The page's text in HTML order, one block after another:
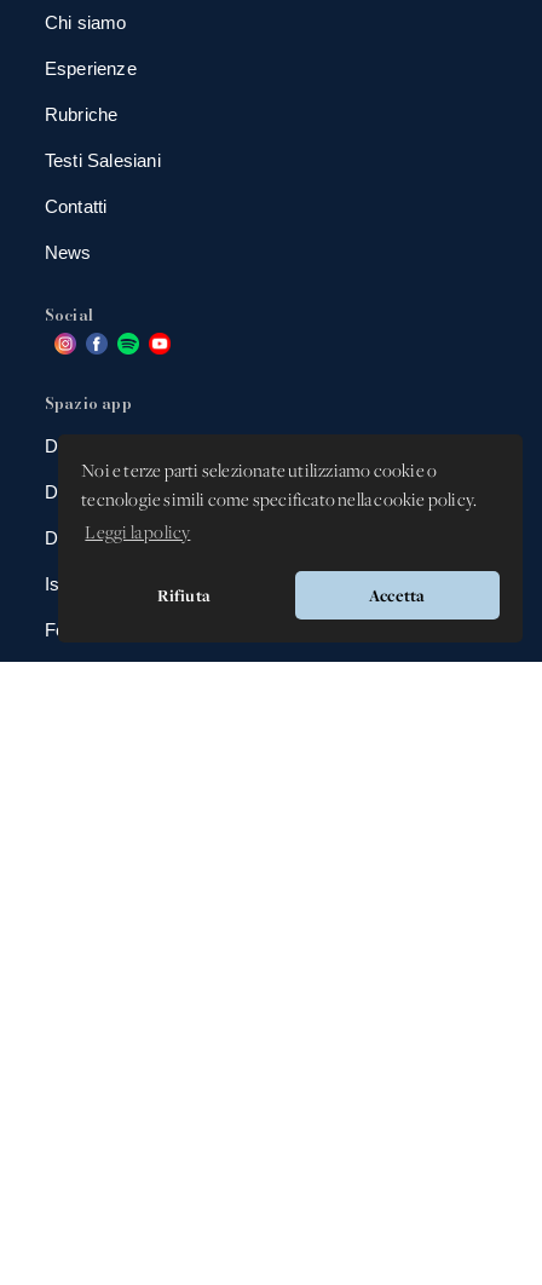
Noi e terze parti selezionate utilizziamo cookie o
tecnologie simili come specificato nella cookie policy.
Leggi la policy
Rifiuta Accetta
Chi siamo
Esperienze
Rubriche
Testi Salesiani
Contatti
News
Social
Spazio app
DBAnima
DBContest
DBDrive
Iscrizioni
Fotografie